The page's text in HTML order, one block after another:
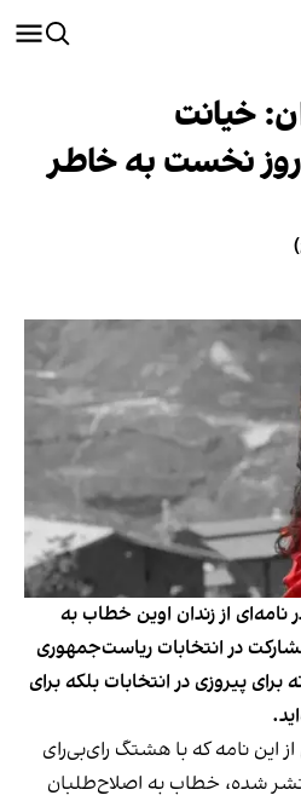
خیانت
روز نخست به خاطر
نامه‌ای از زندان اوین خطاب به
در انتخابات ریاست‌جمهوری
پیروزی در انتخابات بلکه برای
این نامه که با هشتگ رای‌بی‌رای
شده، خطاب به اصلاح‌طلبان